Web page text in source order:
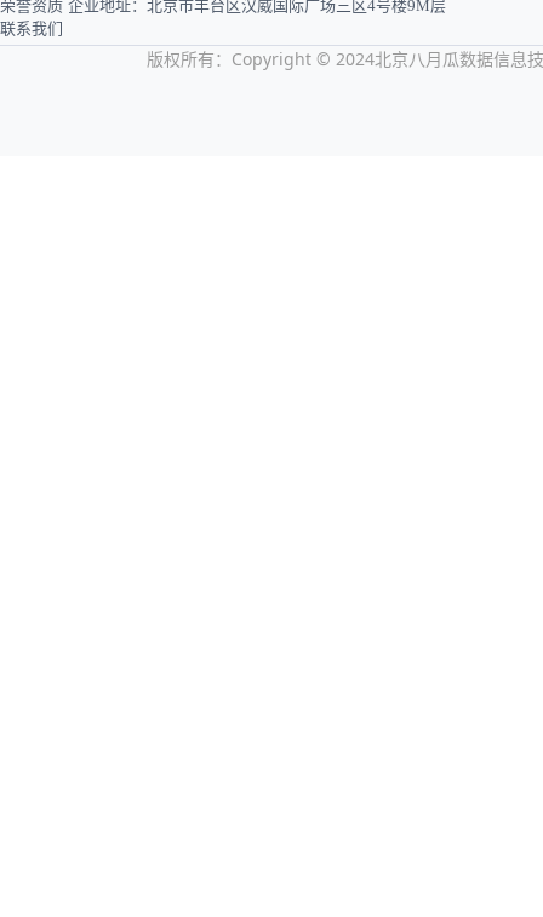
荣誉资质
联系我们
企业地址：北京市丰台区汉威国际广场三区4号楼9M层
版权所有：Copyright © 2024北京八月瓜数据信息